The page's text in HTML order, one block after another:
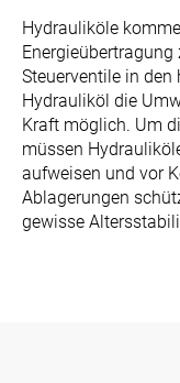
Hydrauliköle
Steuerventile in
Hydrauliköl die
Kraft möglich. Um
müssen
aufweisen und vor
Ablagerungen
gewisse